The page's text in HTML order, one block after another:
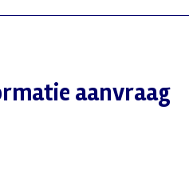
aanvraag